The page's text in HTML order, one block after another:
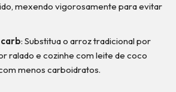
mexendo vigorosamente para evitar
: Substitua o arroz tradicional por
ralado e cozinhe com leite de coco
menos carboidratos.